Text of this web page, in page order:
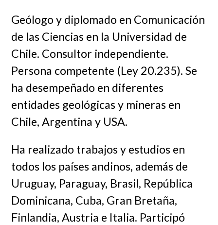
Geólogo y diplomado en Comunicación
de las Ciencias en la Universidad de
Chile. Consultor independiente.
Persona competente (Ley 20.235). Se
ha desempeñado en diferentes
entidades geológicas y mineras en
Chile, Argentina y USA.
Ha realizado trabajos y estudios en
todos los países andinos, además de
Uruguay, Paraguay, Brasil, República
Dominicana, Cuba, Gran Bretaña,
Finlandia, Austria e Italia. Participó